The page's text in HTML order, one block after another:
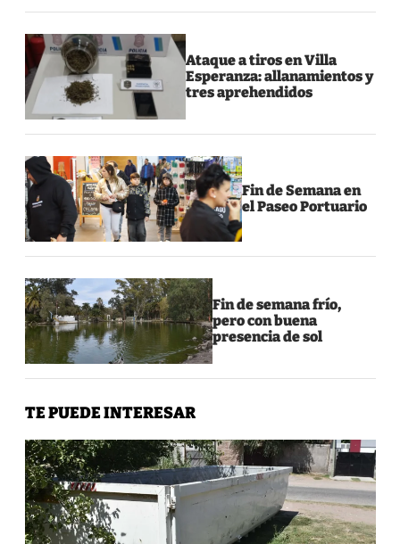
Ataque a tiros en Villa
Esperanza: allanamientos y
tres aprehendidos
Fin de Semana en
el Paseo Portuario
Fin de semana frío,
pero con buena
presencia de sol
TE PUEDE INTERESAR